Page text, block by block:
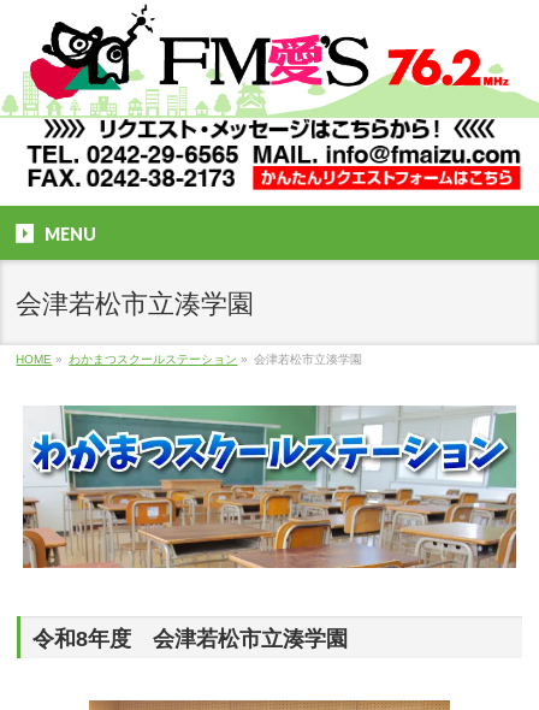
MENU
会津若松市立湊学園
HOME » わかまつスクールステーション » 会津若松市立湊学園
令和8年度 会津若松市立湊学園